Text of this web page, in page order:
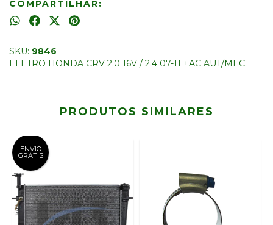
COMPARTILHAR:
SKU: 9846
ELETRO HONDA CRV 2.0 16V / 2.4 07-11 +AC AUT/MEC.
PRODUTOS SIMILARES
ENVIO
GRÁTIS